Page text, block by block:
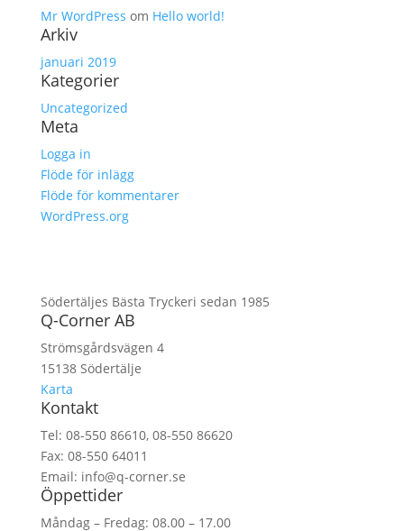
Mr WordPress om Hello world!
Arkiv
januari 2019
Kategorier
Uncategorized
Meta
Logga in
Flöde för inlägg
Flöde för kommentarer
WordPress.org
Södertäljes Bästa Tryckeri sedan 1985
Q-Corner AB
Strömsgårdsvägen 4
15138 Södertälje
Karta
Kontakt
Tel: 08-550 86610, 08-550 86620
Fax: 08-550 64011
Email: info@q-corner.se
Öppettider
Måndag – Fredag: 08.00 – 17.00